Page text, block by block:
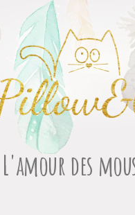
L'amour des